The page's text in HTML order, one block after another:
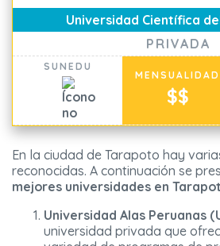
Universidad Científica
PRIVADA
SUNEDU
MENSUALIDAD
$$
En la ciudad de Tarapoto hay
reconocidas. A continuación se
mejores universidades en
Universidad Alas Peruanas
universidad privada que